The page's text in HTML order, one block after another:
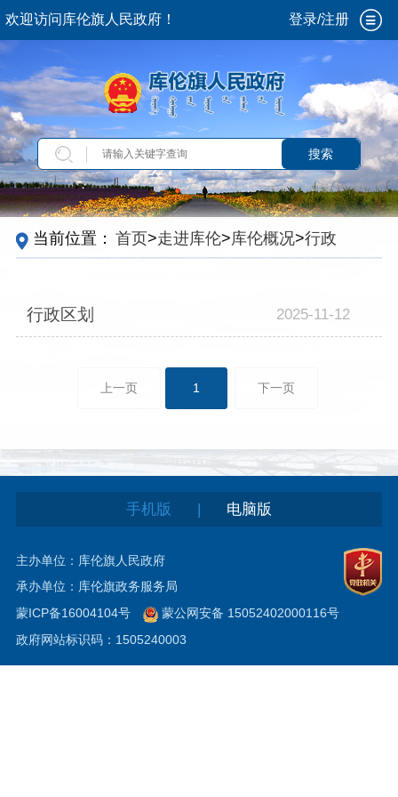
欢迎访问库伦旗人民政府！ 登录/注册
搜索
当前位置： 首页>走进库伦>库伦概况>行政区
划
行政区划 2025-11-12
上一页 1 下一页
手机版 | 电脑版
主办单位：库伦旗人民政府
承办单位：库伦旗政务服务局
蒙ICP备16004104号
蒙公网安备 15052402000116号
政府网站标识码：1505240003